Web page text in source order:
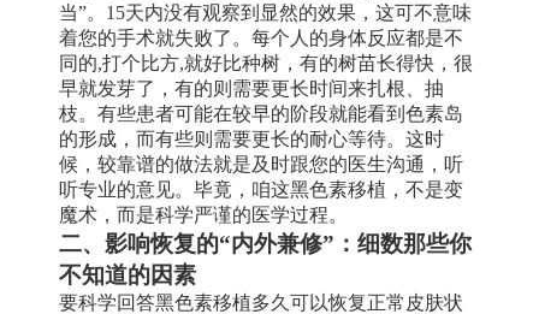
当”。15天内没有观察到显然的效果，这可不意味
着您的手术就失败了。每个人的身体反应都是不
同的,打个比方,就好比种树，有的树苗长得快，很
早就发芽了，有的则需要更长时间来扎根、抽
枝。有些患者可能在较早的阶段就能看到色素岛
的形成，而有些则需要更长的耐心等待。这时
候，较靠谱的做法就是及时跟您的医生沟通，听
听专业的意见。毕竟，咱这黑色素移植，不是变
魔术，而是科学严谨的医学过程。
二、影响恢复的“内外兼修”：细数那些你
不知道的因素
要科学回答黑色素移植多久可以恢复正常皮肤状